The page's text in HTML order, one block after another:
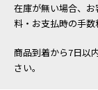
在庫が無い場合、
料・お支払時の手数
商品到着から7日以
さい。